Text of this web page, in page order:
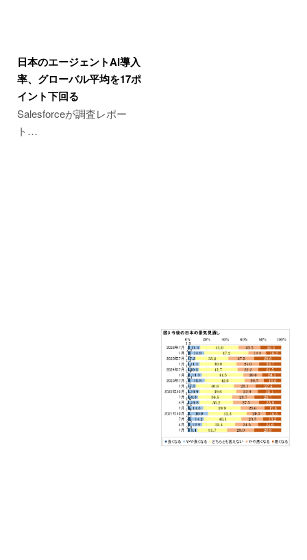
日本のエージェントAI導入
率、グローバル平均を17ポ
イント下回る
Salesforceが調査レポー
ト…